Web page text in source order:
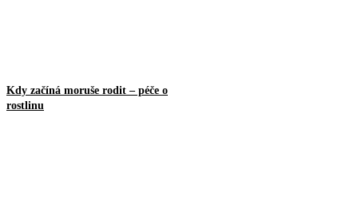
Kdy začíná moruše rodit – péče o
rostlinu